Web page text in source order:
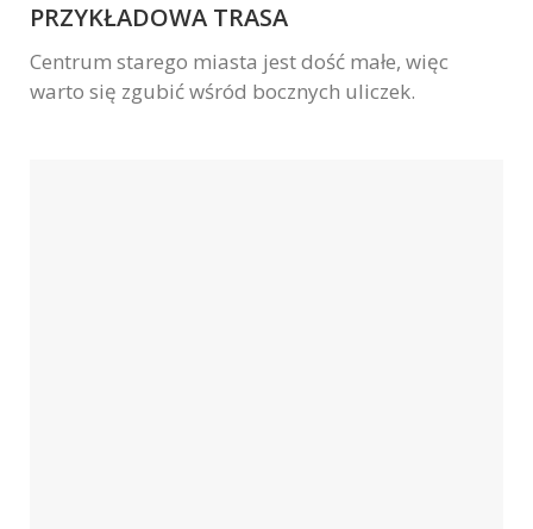
PRZYKŁADOWA TRASA
Centrum starego miasta jest dość małe, więc
warto się zgubić wśród bocznych uliczek.